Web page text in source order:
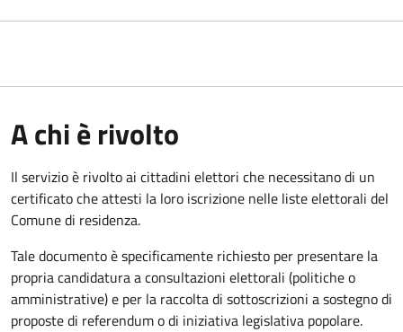
A chi è rivolto
Il servizio è rivolto ai cittadini elettori che necessitano di un
certificato che attesti la loro iscrizione nelle liste elettorali del
Comune di residenza.
Tale documento è specificamente richiesto per presentare la
propria candidatura a consultazioni elettorali (politiche o
amministrative) e per la raccolta di sottoscrizioni a sostegno di
proposte di referendum o di iniziativa legislativa popolare.